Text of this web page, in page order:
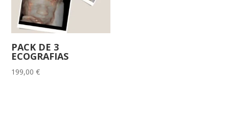
PACK DE 3
ECOGRAFIAS
199,00€